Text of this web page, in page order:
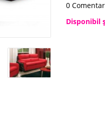
0
Disponibil